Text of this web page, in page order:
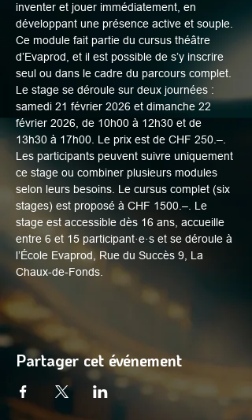
inventer et jouer immédiatement, en
développant une présence active et souple.
Ce module fait partie du cursus théâtre
d’Evaprod, et il est possible de s’y inscrire
seul ou dans le cadre du parcours complet.
Le stage se déroule sur deux journées :
samedi 21 février 2026 et dimanche 22
février 2026, de 10h00 à 12h30 et de
13h30 à 17h00. Le prix est de CHF 250.–.
Les participants peuvent suivre uniquement
ce stage ou combiner plusieurs modules
selon leurs besoins. Le cursus complet (six
stages) est proposé à CHF 1500.–. Le
stage est accessible dès 16 ans, accueille
entre 6 et 15 participant·e·s et se déroule à
l’École Evaprod, Rue du Succès 9, La
Chaux-de-Fonds.
Partager cet événement